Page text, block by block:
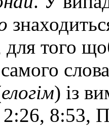
для того
елогім) із
8:53,